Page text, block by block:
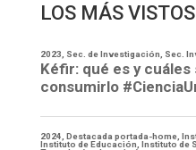
LOS MÁS VISTOS